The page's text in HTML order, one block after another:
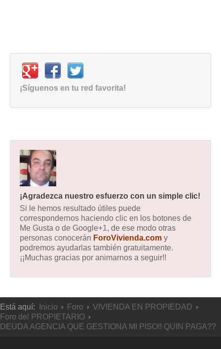
¡Síguenos en tu red favorita!
¡Agradezca nuestro esfuerzo con un simple clic!
Si le hemos resultado útiles puede
correspondernos haciendo clic en los botones de
Me Gusta o de Google+1, de ese modo otras
personas conocerán ForoVivienda.com y
podremos ayudarlas también gratuitamente.
¡¡Muchas gracias por animarnos a seguir!!
Está aquí: Inicio Foro
VIVIENDA EN PROPIEDAD
Foro del PROPIETARIO
DEUDA AGENCIA QUE GESTIONA MI PISO!! QUIN PAGA??